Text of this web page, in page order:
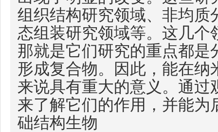
组织结构研究领域、非均
态组装研究领域等。这几
那就是它们研究的重点都
形成复合物。因此，能在
来说具有重大的意义。通
来了解它们的作用，并能
础结构生物